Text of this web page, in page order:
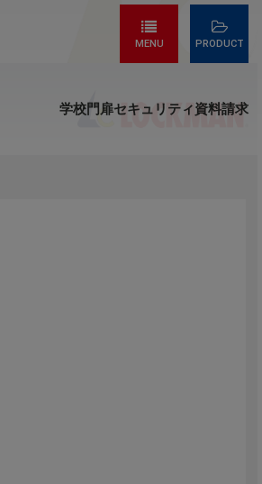
MENU PRODUCT
学校門扉セキュリティ資料請求